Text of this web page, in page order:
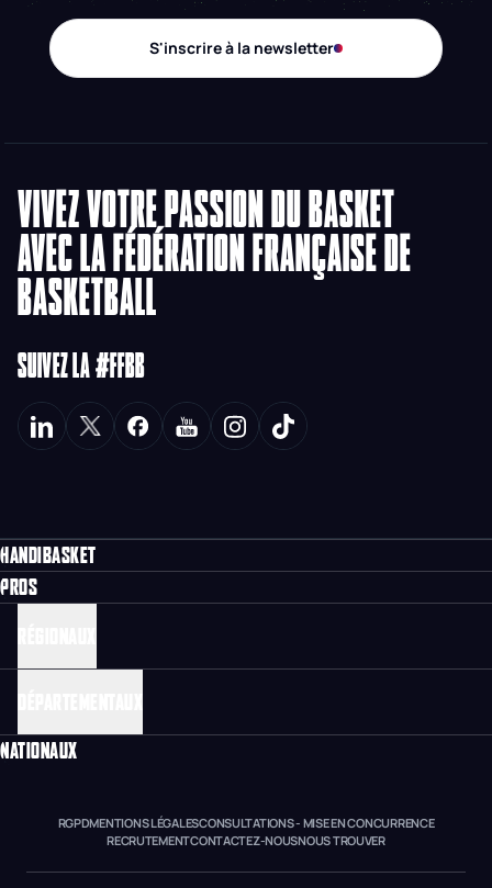
S'inscrire à la newsletter
VIVEZ VOTRE PASSION DU BASKET
AVEC LA FÉDÉRATION FRANÇAISE DE
BASKETBALL
SUIVEZ LA #FFBB
HANDIBASKET
PROS
NATIONAUX
RGPDMENTIONS LÉGALESCONSULTATIONS - MISE EN CONCURRENCE
RECRUTEMENTCONTACTEZ-NOUSNOUS TROUVER